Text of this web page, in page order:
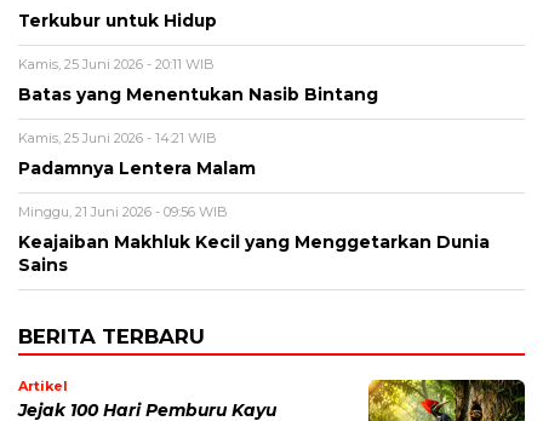
Terkubur untuk Hidup
Kamis, 25 Juni 2026 - 20:11 WIB
Batas yang Menentukan Nasib Bintang
Kamis, 25 Juni 2026 - 14:21 WIB
Padamnya Lentera Malam
Minggu, 21 Juni 2026 - 09:56 WIB
Keajaiban Makhluk Kecil yang Menggetarkan Dunia
Sains
BERITA TERBARU
Artikel
Jejak 100 Hari Pemburu Kayu